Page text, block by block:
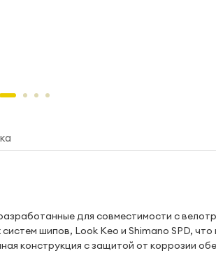
для совместимости с
шипов, Look Keo и Shimano SPD,
конструкция с защитой от коррозии